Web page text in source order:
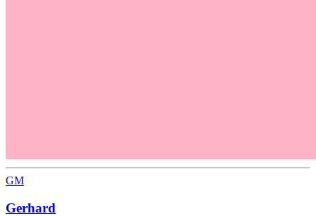
GM
Gerhard